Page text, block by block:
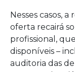
Nesses casos,
oferta recairá
profissional,
disponíveis –
auditoria das